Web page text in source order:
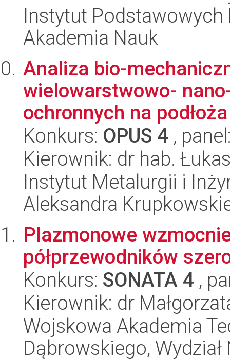
Instytut
Akademia Nauk
Analiza bio-
wielowarstwowo-
ochronnych na
Konkurs: OPUS 4 ,
Kierownik: dr hab.
Instytut Metalurgii i
Aleksandra
Plazmonowe
półprzewodników
Konkurs: SONATA 4 ,
Kierownik: dr
Wojskowa Akademia
Dąbrowskiego,